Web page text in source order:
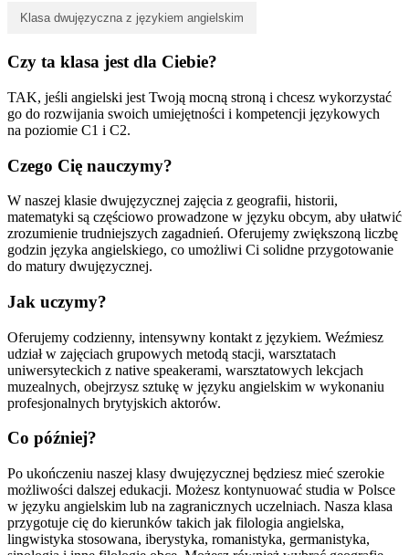
Klasa dwujęzyczna z językiem angielskim
Czy ta klasa jest dla Ciebie?
TAK, jeśli angielski jest Twoją mocną stroną i chcesz wykorzystać
go do rozwijania swoich umiejętności i kompetencji językowych
na poziomie C1 i C2.
Czego Cię nauczymy?
W naszej klasie dwujęzycznej zajęcia z geografii, historii,
matematyki są częściowo prowadzone w języku obcym, aby ułatwić
zrozumienie trudniejszych zagadnień. Oferujemy zwiększoną liczbę
godzin języka angielskiego, co umożliwi Ci solidne przygotowanie
do matury dwujęzycznej.
Jak uczymy?
Oferujemy codzienny, intensywny kontakt z językiem. Weźmiesz
udział w zajęciach grupowych metodą stacji, warsztatach
uniwersyteckich z native speakerami, warsztatowych lekcjach
muzealnych, obejrzysz sztukę w języku angielskim w wykonaniu
profesjonalnych brytyjskich aktorów.
Co później?
Po ukończeniu naszej klasy dwujęzycznej będziesz mieć szerokie
możliwości dalszej edukacji. Możesz kontynuować studia w Polsce
w języku angielskim lub na zagranicznych uczelniach. Nasza klasa
przygotuje cię do kierunków takich jak filologia angielska,
lingwistyka stosowana, iberystyka, romanistyka, germanistyka,